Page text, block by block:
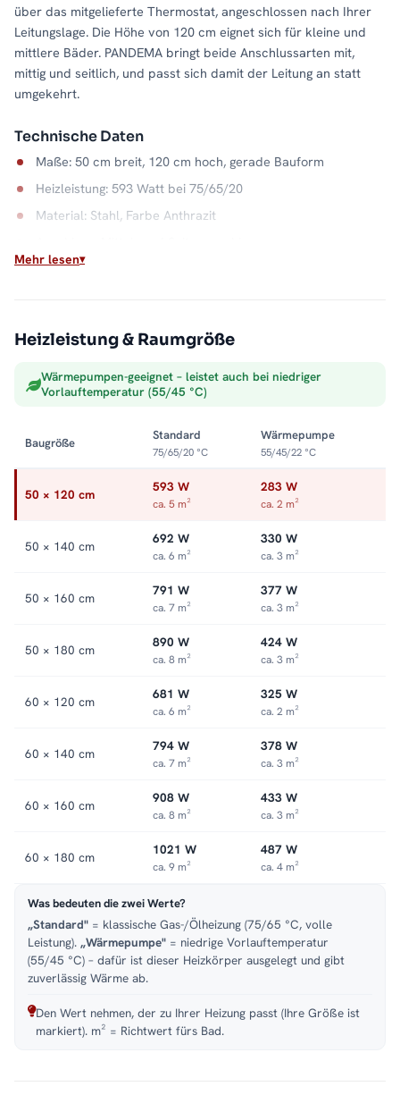
über das mitgelieferte Thermostat, angeschlossen nach Ihrer
Leitungslage. Die Höhe von 120 cm eignet sich für kleine und
mittlere Bäder. PANDEMA bringt beide Anschlussarten mit,
mittig und seitlich, und passt sich damit der Leitung an statt
umgekehrt.
Technische Daten
Maße: 50 cm breit, 120 cm hoch, gerade Bauform
Heizleistung: 593 Watt bei 75/65/20
Material: Stahl, Farbe Anthrazit
Wasserkapazität: 5,7 Liter
Der Klassiker am Heizkreis
PANDEMA aus Heizungswasser trockene Handtücher und ein
dabei jede Montagesituation. Alle Größen und Ausführungen
finden Sie in der KategorieHandtuchheizkörper.
Mehr lesen
Heizleistung & Raumgröße
Wärmepumpen-geeignet – leistet auch bei niedriger
Vorlauftemperatur (55/45 °C)
Baugröße
Standard
75/65/20 °C
Wärmepumpe
55/45/22 °C
50 × 120 cm 593 W
ca. 5 m²
283 W
ca. 2 m²
50 × 140 cm 692 W
ca. 6 m²
330 W
ca. 3 m²
50 × 160 cm 791 W
ca. 7 m²
377 W
ca. 3 m²
50 × 180 cm 890 W
ca. 8 m²
424 W
ca. 3 m²
60 × 120 cm 681 W
ca. 6 m²
325 W
ca. 2 m²
60 × 140 cm 794 W
ca. 7 m²
378 W
ca. 3 m²
60 × 160 cm 908 W
ca. 8 m²
433 W
ca. 3 m²
60 × 180 cm 1021 W
ca. 9 m²
487 W
ca. 4 m²
Was bedeuten die zwei Werte?
„Standard" = klassische Gas-/Ölheizung (75/65 °C, volle
Leistung). „Wärmepumpe" = niedrige Vorlauftemperatur
(55/45 °C) – dafür ist dieser Heizkörper ausgelegt und gibt
zuverlässig Wärme ab.
Den Wert nehmen, der zu Ihrer Heizung passt (Ihre Größe ist
markiert). m² = Richtwert fürs Bad.